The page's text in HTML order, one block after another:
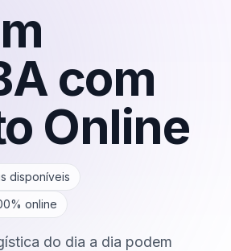
com
Online
disponíveis
online
do dia a dia podem